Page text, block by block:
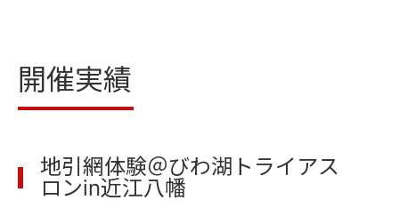
開催実績
地引網体験＠びわ湖トライアス
ロンin近江八幡